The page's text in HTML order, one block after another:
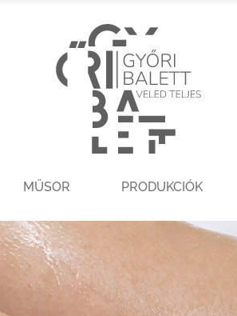
MŰSOR PRODUKCIÓK